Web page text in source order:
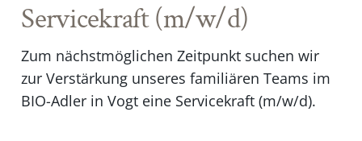
Servicekraft (m/w/d)
Zum nächstmöglichen Zeitpunkt suchen wir
zur Verstärkung unseres familiären Teams im
BIO-Adler in Vogt eine Servicekraft (m/w/d).